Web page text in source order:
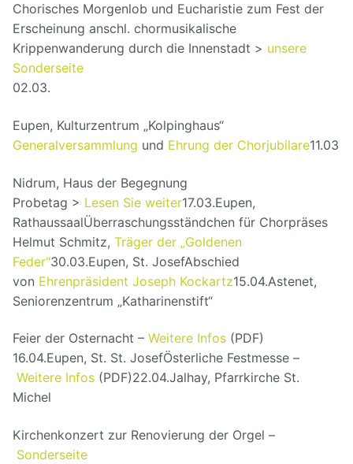
Unser Chor
Unser Dirigent
Unsere Musikkomission
Unser Vorstand
Archiv
Weihnachten
In der Stadt
Eine dankbare Aufgabe
Audio
Discographie
Hörproben
Kontakte
Freunde
Links
Impressum
Chorisches Morgenlob und Eucharistie zum Fest der
Erscheinung anschl. chormusikalische
Krippenwanderung durch die Innenstadt > unsere
Sonderseite
02.03.
Eupen, Kulturzentrum „Kolpinghaus“
Generalversammlung und Ehrung der Chorjubilare11.03
Nidrum, Haus der Begegnung
Probetag > Lesen Sie weiter17.03.Eupen,
RathaussaalÜberraschungsständchen für Chorpräses
Helmut Schmitz, Träger der „Goldenen
Feder“30.03.Eupen, St. JosefAbschied
von Ehrenpräsident Joseph Kockartz15.04.Astenet,
Seniorenzentrum „Katharinenstift“
Feier der Osternacht – Weitere Infos (PDF)
16.04.Eupen, St. St. JosefÖsterliche Festmesse –
Weitere Infos (PDF)22.04.Jalhay, Pfarrkirche St.
Michel
Kirchenkonzert zur Renovierung der Orgel –
Sonderseite